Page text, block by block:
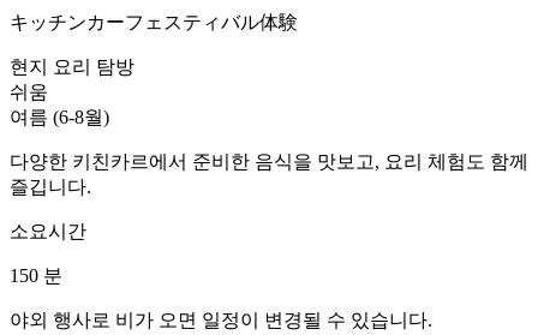
キッチンカーフェスティバル体験
현지 요리 탐방
쉬움
여름 (6-8월)
다양한 키친카르에서 준비한 음식을 맛보고, 요리 체험도 함께
즐깁니다.
소요시간
150 분
야외 행사로 비가 오면 일정이 변경될 수 있습니다.